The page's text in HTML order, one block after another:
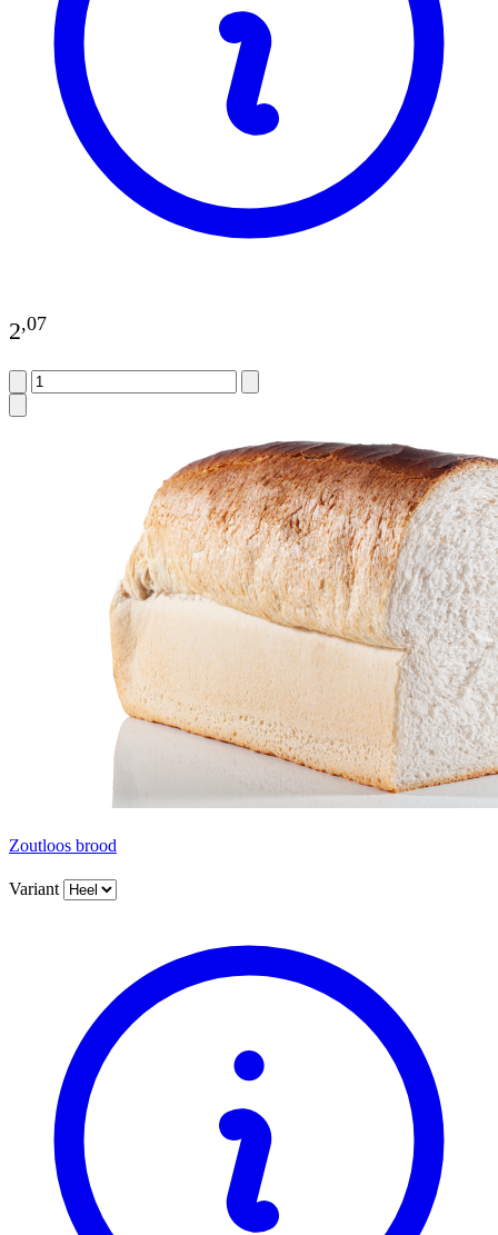
2,07
Zoutloos brood
Variant